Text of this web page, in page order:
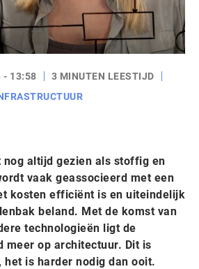
- 13:58
3 MINUTEN LEESTIJD
altijd gezien als stoffig en
vaak geassocieerd met een
kosten efficiënt is en uiteindelijk
beland. Met de komst van
technologieën ligt de
meer op architectuur. Dit is
is harder nodig dan ooit.